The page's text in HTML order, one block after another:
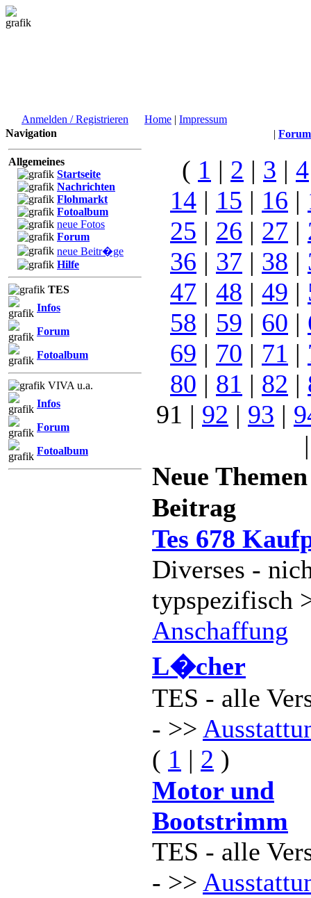
Anmelden / Registrieren Home | Impressum
Navigation
Allgemeines
Startseite
Nachrichten
Flohmarkt
Fotoalbum
neue Fotos
Forum
neue Beitr�ge
Hilfe
TES
Infos
Forum
Fotoalbum
VIVA u.a.
Infos
Forum
Fotoalbum
|
( 1 | 2 | 3 | 4
14 | 15 | 16 |
25 | 26 | 27 |
36 | 37 | 38 |
47 | 48 | 49 |
58 | 59 | 60 |
69 | 70 | 71 |
80 | 81 | 82 |
91 | 92 | 93 |
Neue
Beitrag
Tes 678
Diverses -
typspezifisch
Anschaffung
L�cher
TES - alle
- >>
( 1 | 2 )
Motor und
Bootstrimm
TES - alle
- >>